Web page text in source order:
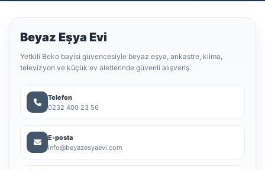
Beyaz Eşya Evi
Yetkili Beko bayisi güvencesiyle beyaz eşya, ankastre, klima,
televizyon ve küçük ev aletlerinde güvenli alışveriş.
Telefon
0232 400 23 56
E-posta
info@beyazesyaevi.com